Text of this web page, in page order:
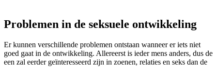
Problemen in de seksuele ontwikkeling
Er kunnen verschillende problemen ontstaan wanneer er iets niet
goed gaat in de ontwikkeling. Allereerst is ieder mens anders, dus de
een zal eerder geïnteresseerd zijn in zoenen, relaties en seks dan de